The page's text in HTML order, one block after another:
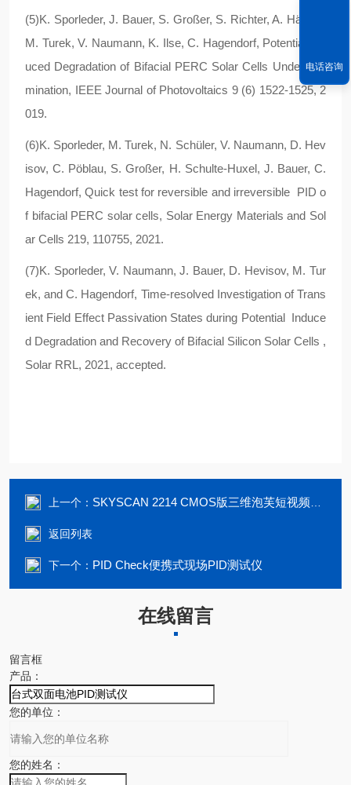
(5)K. Sporleder, J. Bauer, S. Großer, S. Richter, A. Hähnel,
M. Turek, V. Naumann, K. Ilse, C. Hagendorf, Potential-Ind
uced Degradation of Bifacial PERC Solar Cells Under Illu
mination, IEEE Journal of Photovoltaics 9 (6) 1522-1525, 2
019.
(6)K. Sporleder, M. Turek, N. Schüler, V. Naumann, D. Hev
isov, C. Pöblau, S. Großer, H. Schulte-Huxel, J. Bauer, C.
Hagendorf, Quick test for reversible and irreversible PID o
f bifacial PERC solar cells, Solar Energy Materials and Sol
ar Cells 219, 110755, 2021.
(7)K. Sporleder, V. Naumann, J. Bauer, D. Hevisov, M. Tur
ek, and C. Hagendorf, Time-resolved Investigation of Trans
ient Field Effect Passivation States during Potential Induce
d Degradation and Recovery of Bifacial Silicon Solar Cells ,
Solar RRL, 2021, accepted.
上一个： SKYSCAN 2214 CMOS版三维泡芙短视频色版下载显微镜 （XRM）SKYSCAN 2214
返回列表
下一个： PID Check便携式现场PID测试仪
在线留言
留言框
产品：
您的单位：
您的姓名：
电话咨询